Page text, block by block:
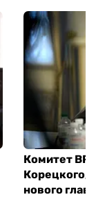
Комитет ВР
Корецкого,
нового